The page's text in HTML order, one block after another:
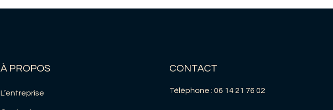
À PROPOS
L’entreprise
CONTACT
Téléphone : ‭06 14 21 76 02‬